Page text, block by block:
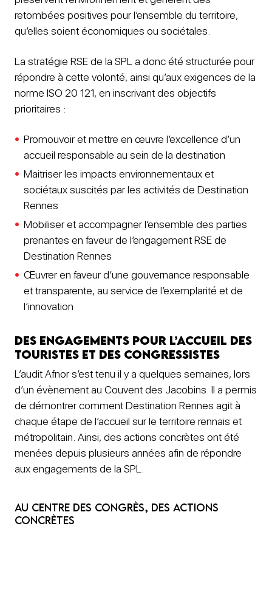
retombées positives pour l’ensemble du territoire,
qu’elles soient économiques ou sociétales.
La stratégie RSE de la SPL a donc été structurée pour
répondre à cette volonté, ainsi qu’aux exigences de la
norme ISO 20 121, en inscrivant des objectifs
prioritaires :
Promouvoir et mettre en œuvre l’excellence d’un
accueil responsable au sein de la destination
Maitriser les impacts environnementaux et
sociétaux suscités par les activités de Destination
Rennes
Mobiliser et accompagner l’ensemble des parties
prenantes en faveur de l’engagement RSE de
Destination Rennes
Œuvrer en faveur d’une gouvernance responsable
et transparente, au service de l’exemplarité et de
l’innovation
Des engagements pour l’accueil des
touristes et des congressistes
L‘audit Afnor s’est tenu il y a quelques semaines, lors
d’un évènement au Couvent des Jacobins. Il a permis
de démontrer comment Destination Rennes agit à
chaque étape de l’accueil sur le territoire rennais et
métropolitain. Ainsi, des actions concrètes ont été
menées depuis plusieurs années afin de répondre
aux engagements de la SPL.
Au centre des congrès, des actions
concrètes